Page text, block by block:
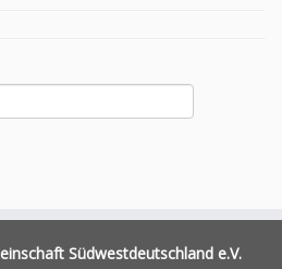
Südwestdeutschland e.V.